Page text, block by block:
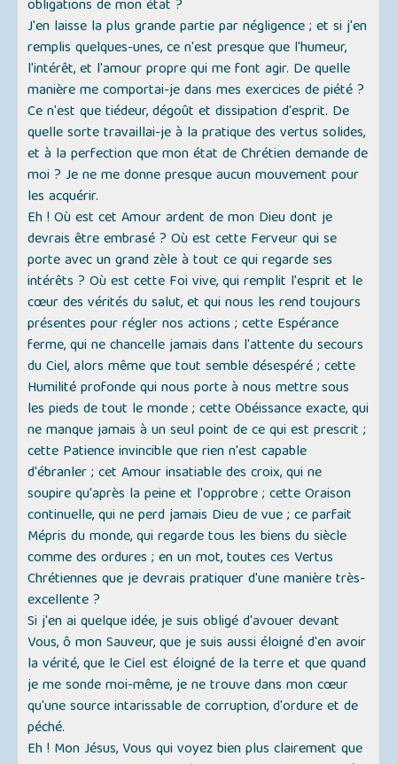
obligations de mon état ?
J'en laisse la plus grande partie par négligence ; et si j'en
remplis quelques-unes, ce n'est presque que l'humeur,
l'intérêt, et l'amour propre qui me font agir. De quelle
manière me comportai-je dans mes exercices de piété ?
Ce n'est que tiédeur, dégoût et dissipation d'esprit. De
quelle sorte travaillai-je à la pratique des vertus solides,
et à la perfection que mon état de Chrétien demande de
moi ? Je ne me donne presque aucun mouvement pour
les acquérir.
Eh ! Où est cet Amour ardent de mon Dieu dont je
devrais être embrasé ? Où est cette Ferveur qui se
porte avec un grand zèle à tout ce qui regarde ses
intérêts ? Où est cette Foi vive, qui remplit l'esprit et le
cœur des vérités du salut, et qui nous les rend toujours
présentes pour régler nos actions ; cette Espérance
ferme, qui ne chancelle jamais dans l'attente du secours
du Ciel, alors même que tout semble désespéré ; cette
Humilité profonde qui nous porte à nous mettre sous
les pieds de tout le monde ; cette Obéissance exacte, qui
ne manque jamais à un seul point de ce qui est prescrit ;
cette Patience invincible que rien n'est capable
d'ébranler ; cet Amour insatiable des croix, qui ne
soupire qu'après la peine et l'opprobre ; cette Oraison
continuelle, qui ne perd jamais Dieu de vue ; ce parfait
Mépris du monde, qui regarde tous les biens du siècle
comme des ordures ; en un mot, toutes ces Vertus
Chrétiennes que je devrais pratiquer d'une manière très-
excellente ?
Si j'en ai quelque idée, je suis obligé d'avouer devant
Vous, ô mon Sauveur, que je suis aussi éloigné d'en avoir
la vérité, que le Ciel est éloigné de la terre et que quand
je me sonde moi-même, je ne trouve dans mon cœur
qu'une source intarissable de corruption, d'ordure et de
péché.
Eh ! Mon Jésus, Vous qui voyez bien plus clairement que